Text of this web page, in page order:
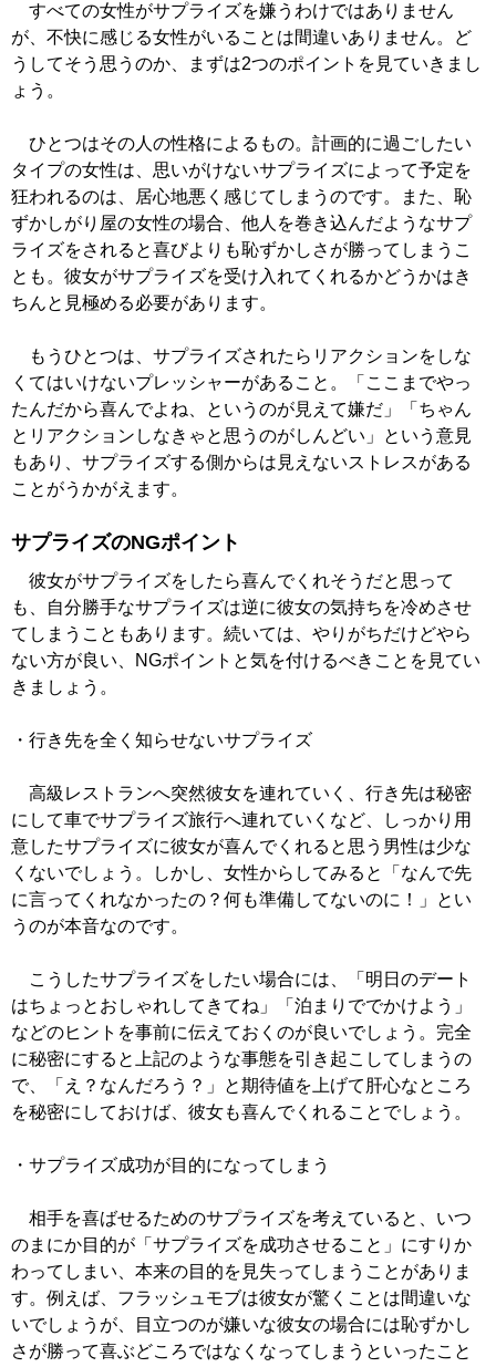
すべての女性がサプライズを嫌うわけではありません
が、不快に感じる女性がいることは間違いありません。ど
うしてそう思うのか、まずは2つのポイントを見ていきまし
ょう。
ひとつはその人の性格によるもの。計画的に過ごしたい
タイプの女性は、思いがけないサプライズによって予定を
狂われるのは、居心地悪く感じてしまうのです。また、恥
ずかしがり屋の女性の場合、他人を巻き込んだようなサプ
ライズをされると喜びよりも恥ずかしさが勝ってしまうこ
とも。彼女がサプライズを受け入れてくれるかどうかはき
ちんと見極める必要があります。
もうひとつは、サプライズされたらリアクションをしな
くてはいけないプレッシャーがあること。「ここまでやっ
たんだから喜んでよね、というのが見えて嫌だ」「ちゃん
とリアクションしなきゃと思うのがしんどい」という意見
もあり、サプライズする側からは見えないストレスがある
ことがうかがえます。
サプライズのNGポイント
彼女がサプライズをしたら喜んでくれそうだと思って
も、自分勝手なサプライズは逆に彼女の気持ちを冷めさせ
てしまうこともあります。続いては、やりがちだけどやら
ない方が良い、NGポイントと気を付けるべきことを見てい
きましょう。
・行き先を全く知らせないサプライズ
高級レストランへ突然彼女を連れていく、行き先は秘密
にして車でサプライズ旅行へ連れていくなど、しっかり用
意したサプライズに彼女が喜んでくれると思う男性は少な
くないでしょう。しかし、女性からしてみると「なんで先
に言ってくれなかったの？何も準備してないのに！」とい
うのが本音なのです。
こうしたサプライズをしたい場合には、「明日のデート
はちょっとおしゃれしてきてね」「泊まりででかけよう」
などのヒントを事前に伝えておくのが良いでしょう。完全
に秘密にすると上記のような事態を引き起こしてしまうの
で、「え？なんだろう？」と期待値を上げて肝心なところ
を秘密にしておけば、彼女も喜んでくれることでしょう。
・サプライズ成功が目的になってしまう
相手を喜ばせるためのサプライズを考えていると、いつ
のまにか目的が「サプライズを成功させること」にすりか
わってしまい、本来の目的を見失ってしまうことがありま
す。例えば、フラッシュモブは彼女が驚くことは間違いな
いでしょうが、目立つのが嫌いな彼女の場合には恥ずかし
さが勝って喜ぶどころではなくなってしまうといったこと